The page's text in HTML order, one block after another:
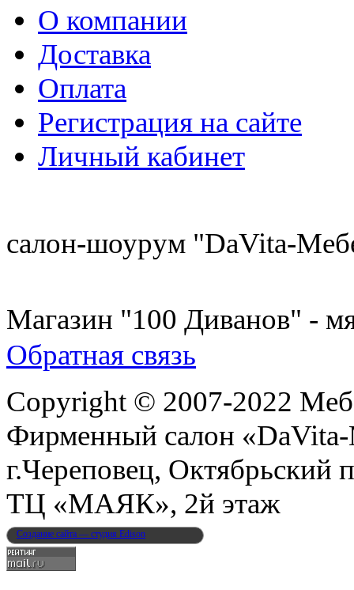
О компании
Доставка
Оплата
Регистрация на сайте
Личный кабинет
салон-шоурум "DaVita-
Магазин "100 Диванов" -
Обратная связь
Copyright © 2007-2022
Фирменный салон
г.Череповец, Октябрьский
ТЦ «МАЯК», 2й этаж
Создание сайта — студия Edison